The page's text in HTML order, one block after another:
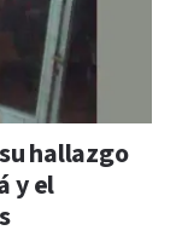
hallazgo
y el